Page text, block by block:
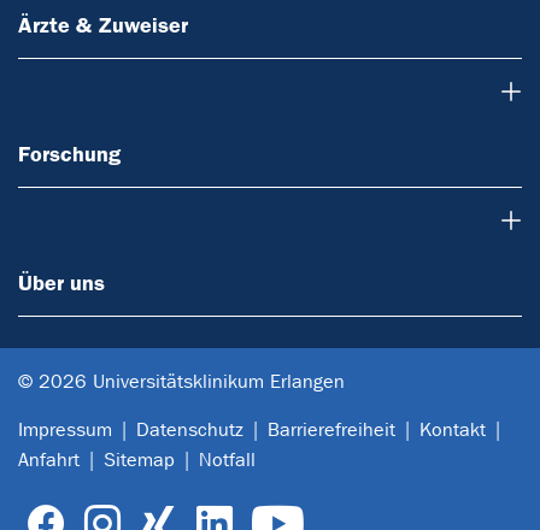
Ärzte & Zuweiser
Forschung
Über uns
© 2026 Universitätsklinikum Erlangen
Impressum Datenschutz Barrierefreiheit
Kontakt
Anfahrt
Sitemap Notfall